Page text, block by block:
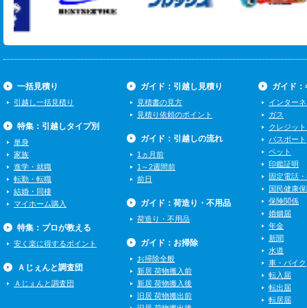
一括見積り
引越し一括見積り
特集：引越しタイプ別
単身
家族
進学・就職
転勤・転職
結婚・同棲
マイホーム購入
特集：プロが教える
安く楽に得するポイント
Ａじぇんと調査団
Ａじぇんと調査団
ガイド：引越し見積り
見積書の見方
見積り依頼のポイント
ガイド：引越しの流れ
1ヵ月前
1～2週間前
前日
ガイド：荷造り・不用品
荷造り・不用品
ガイド：お掃除
お掃除全般
新居 荷物搬入前
新居 荷物搬入後
旧居 荷物搬出前
ガイド
インター
ガス
クレジッ
パスポート
ペット
印鑑証明
固定電話
国民健康
保険関係
婚姻届
年金
新聞
水道
車・バイク
転入届
転出届
転居届